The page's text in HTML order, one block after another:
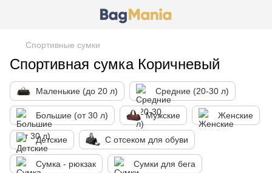
Спортивные сумки
Спортивная сумка Коричневый
Маленькие (до 20 л) Средние (20-30 л)
Большие (от 30 л) Мужские Женские
Детские С отсеком для обуви
Сумка - рюкзак Сумки для бега